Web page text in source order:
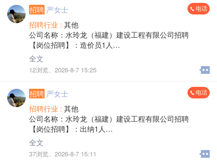
复印、装订等，以及标书中涉及到的相关工作。并按规
定按质按时完成标书制作。
2、负责公司投标资料库的建设、更新。
3、跟踪投标工作的后续执行，并及时向主管领导反映情
况。
【职位要求】
1、大专及以上学历，工程造价、土木工程或建筑相关专
2、持有一级或二级建造师、注册造价师证书者优先。
推进投标任务。
4、熟练使用办公软件，具备较强的文档处理和数据整理
能力。
5、工作细致严谨，责任心强，能够承担阶段性高强度工
作压力。
招聘 严女士 电话
招聘行业 : 其他
公司名称：水玲龙（福建）建设工程有限公司招聘
【岗位招聘】：造价员1人
【岗位职责】
1、负责编制投标项目的商务报价文件。
2、熟悉福建各地区公开投标项目流程，能够完成公开标
3、熟悉相关预算软件、政策法规，能够完成工程量计
算、计价工作。
4、熟悉相关信息价及市场价。
5、完成领导安排的其工作。
【任职要求】
1、建筑工程类类或工程造价相关专业，大专以上学历。
2、二年以上工作经历。
全文
12浏览、 2026-8-7 15:25
招聘 严女士 电话
招聘行业 : 其他
公司名称：水玲龙（福建）建设工程有限公司招聘
【岗位招聘】：出纳1人
【岗位职责】
1、负责公司日常银行账户收付款、收集银行回单、系统
流程处理及部分账务处理等出纳工作。
全文
37浏览、 2026-8-7 15:11